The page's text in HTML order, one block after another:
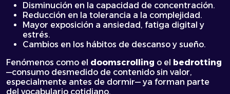
Disminución en la capacidad de concentración.
Reducción en la tolerancia a la complejidad.
Mayor exposición a ansiedad, fatiga digital y
estrés.
Cambios en los hábitos de descanso y sueño.
Fenómenos como el doomscrolling o el bedrotting
—consumo desmedido de contenido sin valor,
especialmente antes de dormir— ya forman parte
del vocabulario cotidiano.